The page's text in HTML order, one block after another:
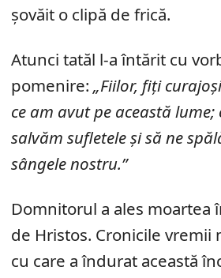
șovăit o clipă de frică.
Atunci tatăl l-a întărit cu
pomenire: „Fiilor, fiți
ce am avut pe această lume;
salvăm sufletele și să ne
sângele nostru.”
Domnitorul a ales moartea
de Hristos. Cronicile vremii
cu care a îndurat această